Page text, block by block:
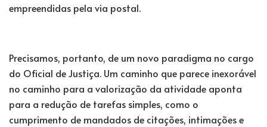
empreendidas pela via postal.
Precisamos, portanto, de um novo paradigma no cargo
do Oficial de Justiça. Um caminho que parece inexorável
no caminho para a valorização da atividade aponta
para a redução de tarefas simples, como o
cumprimento de mandados de citações, intimações e